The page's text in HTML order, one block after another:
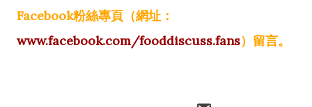
Facebook粉絲專頁（網址：
www.facebook.com/fooddiscuss.fans）留言。